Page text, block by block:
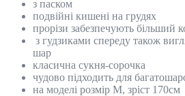
з паском
подвійні кишені на грудях
прорізи забезпечують більший
з гудзиками спереду також
шар
класична сукня-сорочка
чудово підходить для
на моделі розмір М, зріст 170см